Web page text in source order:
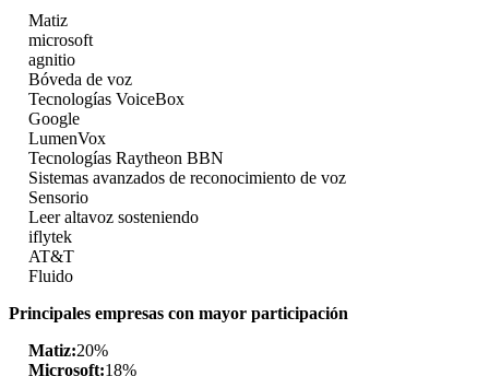
Matiz
microsoft
agnitio
Bóveda de voz
Tecnologías VoiceBox
Google
LumenVox
Tecnologías Raytheon BBN
Sistemas avanzados de reconocimiento de voz
Sensorio
Leer altavoz sosteniendo
iflytek
AT&T
Fluido
Principales empresas con mayor participación
Matiz:20%
Microsoft:18%